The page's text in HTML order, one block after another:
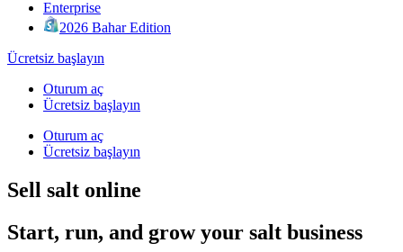
Enterprise
2026 Bahar Edition
Ücretsiz başlayın
Oturum aç
Ücretsiz başlayın
Oturum aç
Ücretsiz başlayın
Sell salt online
Start, run, and grow your salt business